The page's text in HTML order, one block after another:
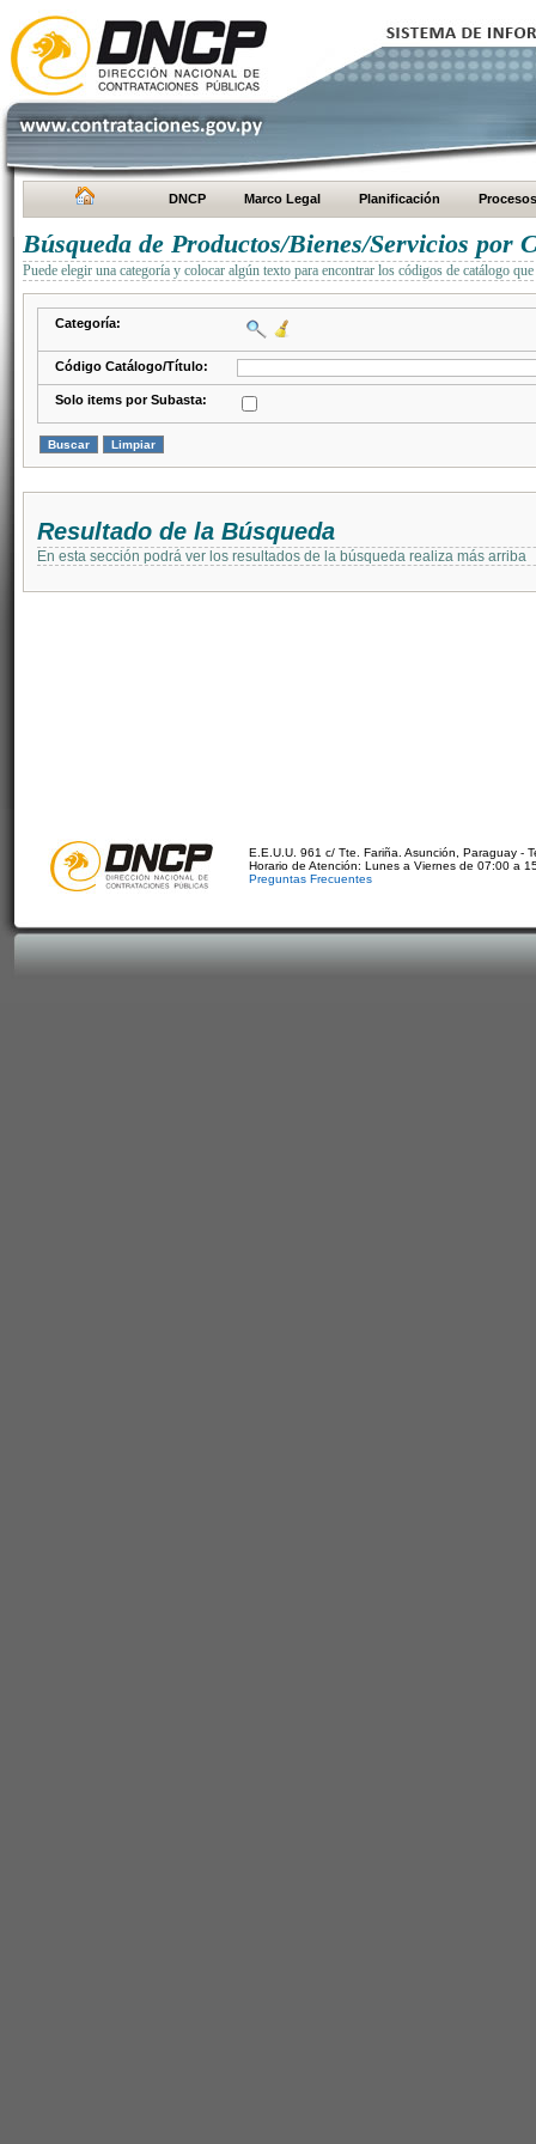
DNCP Marco Legal Planificación Procesos
Búsqueda de Productos/Bienes/Servicios por
Puede elegir una categoría y colocar algún texto para encontrar los códigos de catálogo
Categoría:
Código Catálogo/Título:
Solo items por Subasta:
Resultado de la Búsqueda
En esta sección podrá ver los resultados de la búsqueda realiza más arriba
E.E.U.U. 961 c/ Tte. Fariña. Asunción, Paraguay -
Horario de Atención: Lunes a Viernes de 07:00 a
Preguntas Frecuentes